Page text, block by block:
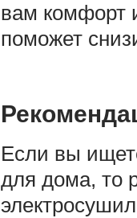
вам комфорт
поможет
Если вы
для дома, то